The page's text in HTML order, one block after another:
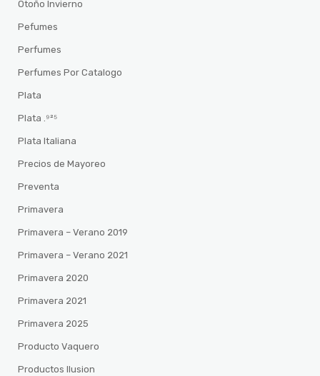
Otoño Invierno
Pefumes
Perfumes
Perfumes Por Catalogo
Plata
Plata .⁹²⁵
Plata Italiana
Precios de Mayoreo
Preventa
Primavera
Primavera – Verano 2019
Primavera – Verano 2021
Primavera 2020
Primavera 2021
Primavera 2025
Producto Vaquero
Productos Ilusion